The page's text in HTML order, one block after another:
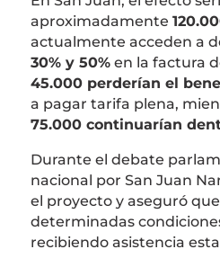
aproximadamente
actualmente acceden a
30% y 50%en la factura
45.000 perderían el
a pagar tarifa plena,
75.000 continuarían
Durante el debate
nacional por San Juan
el proyecto y aseguró
determinadas
recibiendo asistencia